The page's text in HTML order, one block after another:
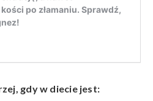
gdy w diecie jest: